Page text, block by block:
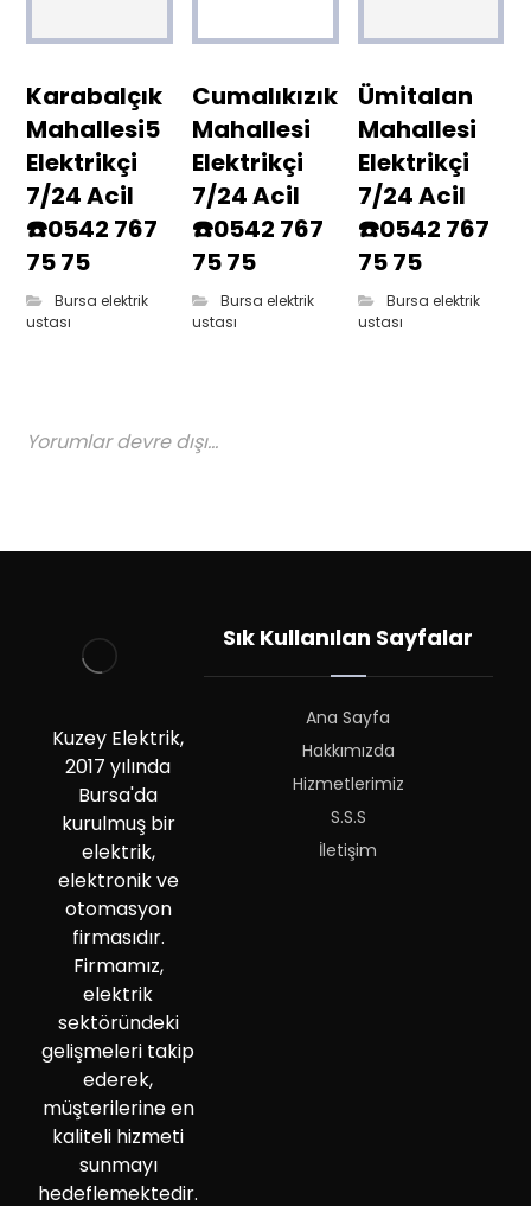
Karabalçık
Mahallesi5
Elektrikçi
7/24 Acil
☎️0542 767
75 75
Bursa elektrik
ustası
Cumalıkızık
Mahallesi
Elektrikçi
7/24 Acil
☎️0542 767
75 75
Bursa elektrik
ustası
Ümitalan
Mahallesi
Elektrikçi
7/24 Acil
☎️0542 767
75 75
Bursa elektrik
ustası
Yorumlar devre dışı...
Kuzey Elektrik,
2017 yılında
Bursa'da
kurulmuş bir
elektrik,
elektronik ve
otomasyon
firmasıdır.
Firmamız,
elektrik
sektöründeki
gelişmeleri takip
ederek,
müşterilerine en
kaliteli hizmeti
sunmayı
hedeflemektedir.
Sık Kullanılan Sayfalar
Ana Sayfa
Hakkımızda
Hizmetlerimiz
S.S.S
İletişim